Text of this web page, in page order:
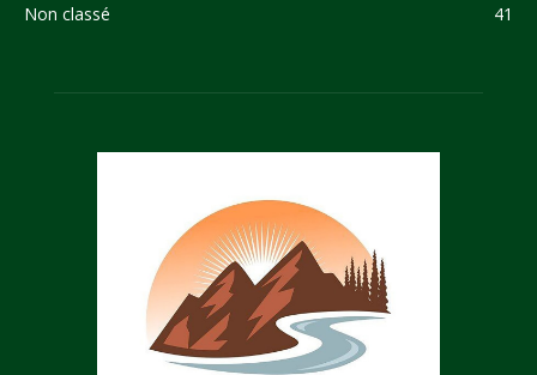
Non classé
41